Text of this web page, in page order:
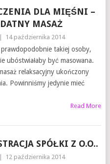
DLA MIĘŚNI –
MASAŻ
14 października 2014
prawdopodobnie takiej osoby,
ubóstwiałaby być masowana.
relaksacyjny ukończony
Powinniśmy jedynie mieć
Read More
SPÓŁKI Z O.O..
12 października 2014